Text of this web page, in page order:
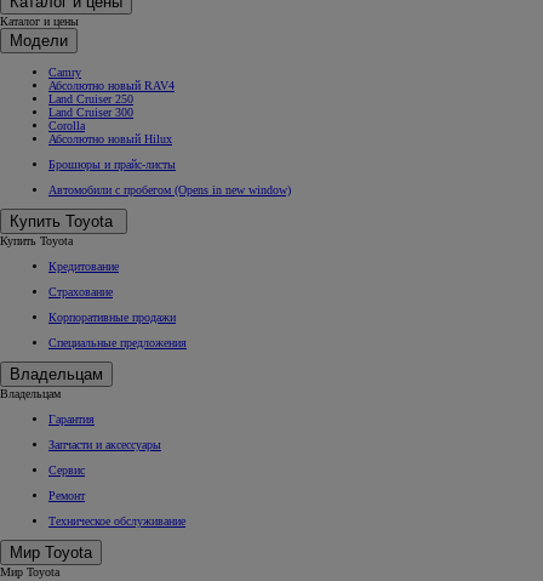
Каталог и цены
Модели
Camry
Абсолютно новый RAV4
Land Cruiser 250
Land Cruiser 300
Corolla
Абсолютно новый Hilux
Брошюры и прайс-листы
Автомобили с пробегом (Opens in new window)
Купить Toyota
Купить Toyota
Кредитование
Страхование
Корпоративные продажи
Специальные предложения
Владельцам
Владельцам
Гарантия
Запчасти и аксессуары
Сервис
Ремонт
Техническое обслуживание
Мир Toyota
Мир Toyota